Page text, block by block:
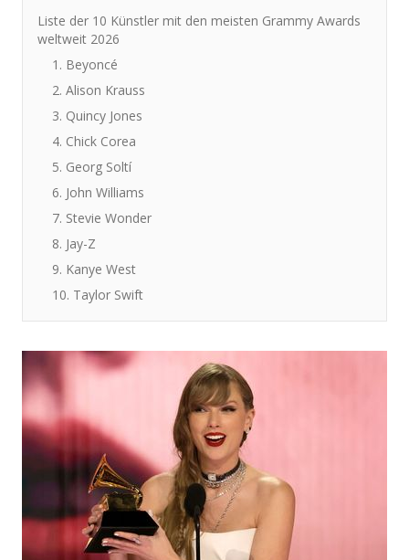
Liste der 10 Künstler mit den meisten Grammy Awards
weltweit 2026
1. Beyoncé
2. Alison Krauss
3. Quincy Jones
4. Chick Corea
5. Georg Soltí
6. John Williams
7. Stevie Wonder
8. Jay-Z
9. Kanye West
10. Taylor Swift